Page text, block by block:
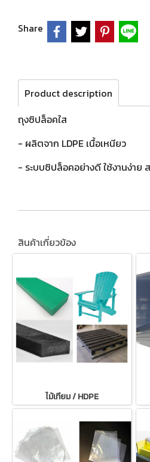
Share
Product description
ถุงซิปล็อคใส
- ผลิตจาก LDPE เนื้อเหนียว
- ระบบซิปล็อคอย่างดี ใช้งานง่าย
สินค้าเกี่ยวข้อง
ไม้เทียม / HDPE